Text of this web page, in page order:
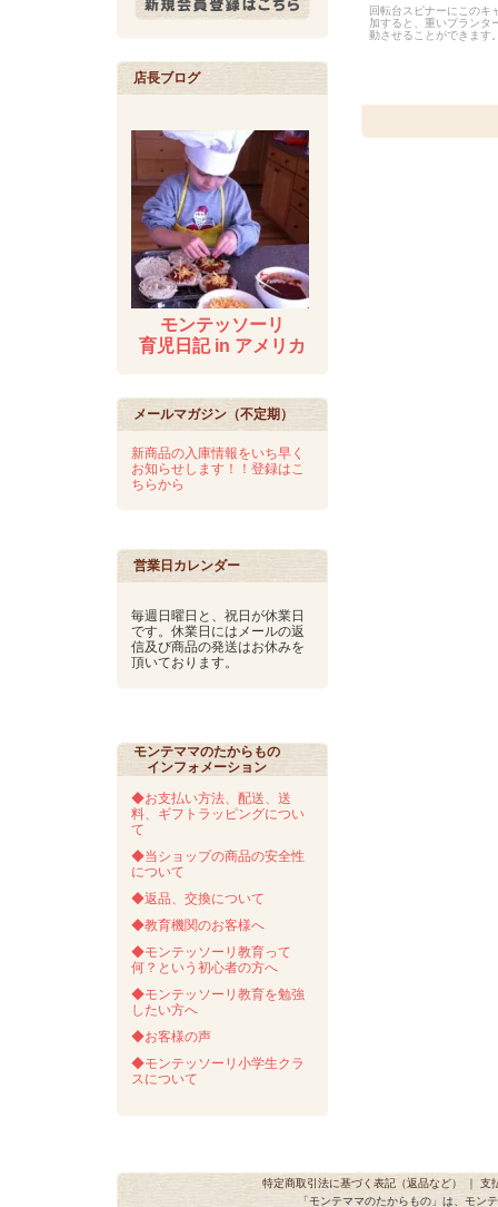
店長ブログ
モンテッソーリ
育児日記 in アメリカ
メールマガジン（不定期）
新商品の入庫情報をいち早く
お知らせします！！登録はこ
ちらから
営業日カレンダー
毎週日曜日と、祝日が休業日
です。休業日にはメールの返
信及び商品の発送はお休みを
頂いております。
モンテママのたからもの
インフォメーション
◆お支払い方法、配送、送
料、ギフトラッピングについ
て
◆当ショップの商品の安全性
について
◆返品、交換について
◆教育機関のお客様へ
◆モンテッソーリ教育って
何？という初心者の方へ
◆モンテッソーリ教育を勉強
したい方へ
◆お客様の声
◆モンテッソーリ小学生クラ
スについて
回転台スピナーにこのキ
加すると、重いプランタ
動させることができます
特定商取引法に基づく表記（返品など） ｜ 支
「モンテママのたからもの」は、モン